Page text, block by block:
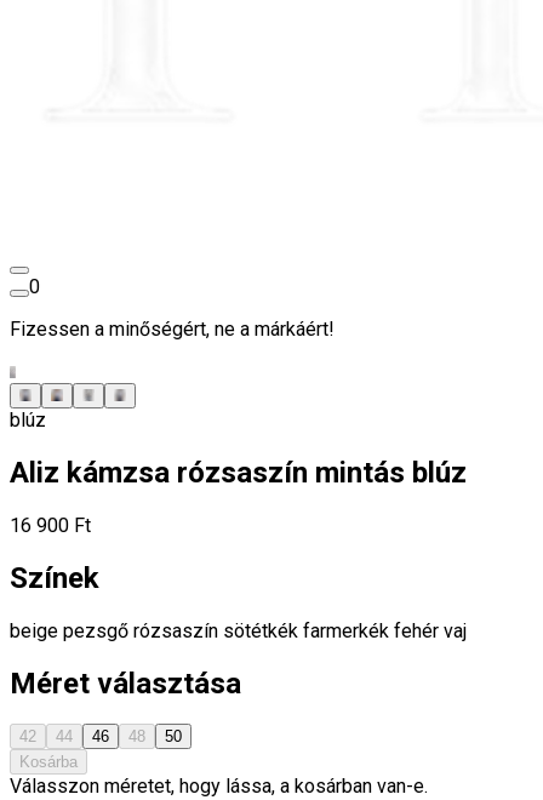
0
Fizessen a minőségért, ne a márkáért!
blúz
Aliz kámzsa rózsaszín mintás blúz
16 900 Ft
Színek
beige pezsgő rózsaszín sötétkék farmerkék fehér vaj
Méret választása
42 44 46 48
50
Kosárba
Válasszon méretet, hogy lássa, a kosárban van-e.